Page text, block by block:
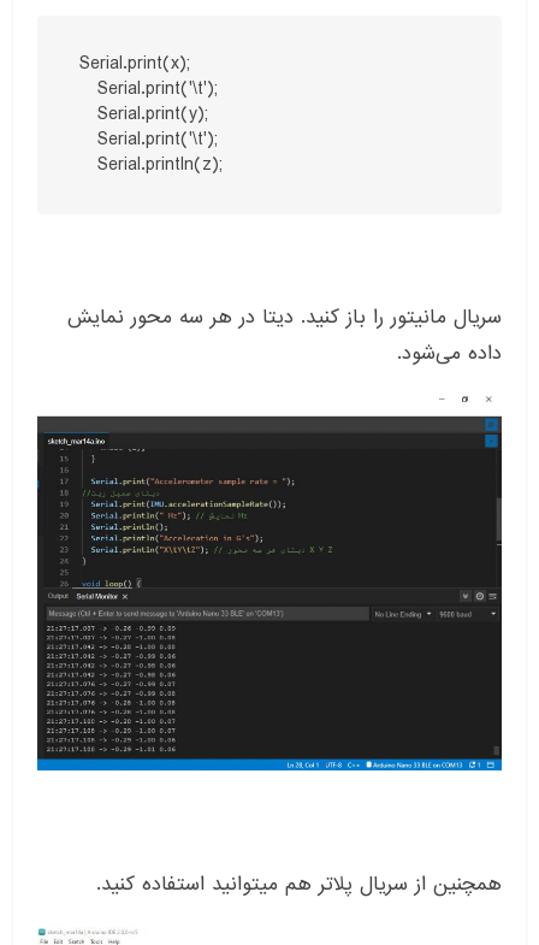
Serial.print(x);
    Serial.print('\t');
    Serial.print(y);
    Serial.print('\t');
    Serial.println(z);
سریال مانیتور را باز کنید. دیتا در هر سه محور نمایش
داده می‌شود.
همچنین از سریال پلاتر هم میتوانید استفاده کنید.